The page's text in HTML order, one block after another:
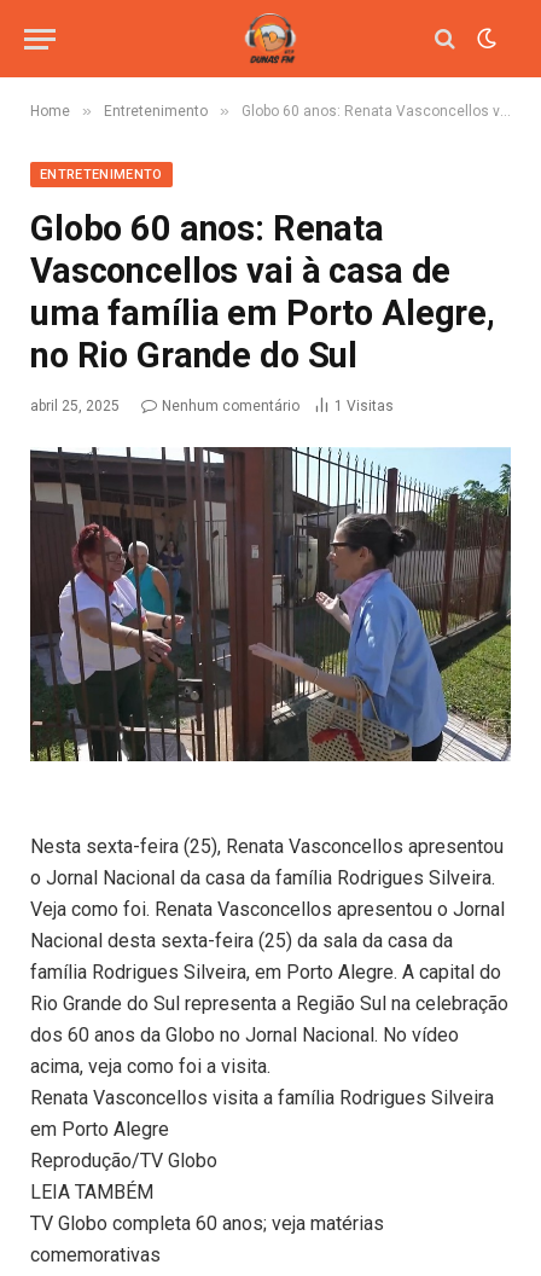
Home » Entretenimento » Globo 60 anos: Renata Vasconcellos vai à casa de uma família em Porto Alegre, no Rio Grande do Sul
ENTRETENIMENTO
Globo 60 anos: Renata
Vasconcellos vai à casa de
uma família em Porto Alegre,
no Rio Grande do Sul
abril 25, 2025 Nenhum comentário 1 Visitas
Nesta sexta-feira (25), Renata Vasconcellos apresentou
o Jornal Nacional da casa da família Rodrigues Silveira.
Veja como foi. Renata Vasconcellos apresentou o Jornal
Nacional desta sexta-feira (25) da sala da casa da
família Rodrigues Silveira, em Porto Alegre. A capital do
Rio Grande do Sul representa a Região Sul na celebração
dos 60 anos da Globo no Jornal Nacional. No vídeo
acima, veja como foi a visita.
Renata Vasconcellos visita a família Rodrigues Silveira
em Porto Alegre
Reprodução/TV Globo
LEIA TAMBÉM
TV Globo completa 60 anos; veja matérias
comemorativas